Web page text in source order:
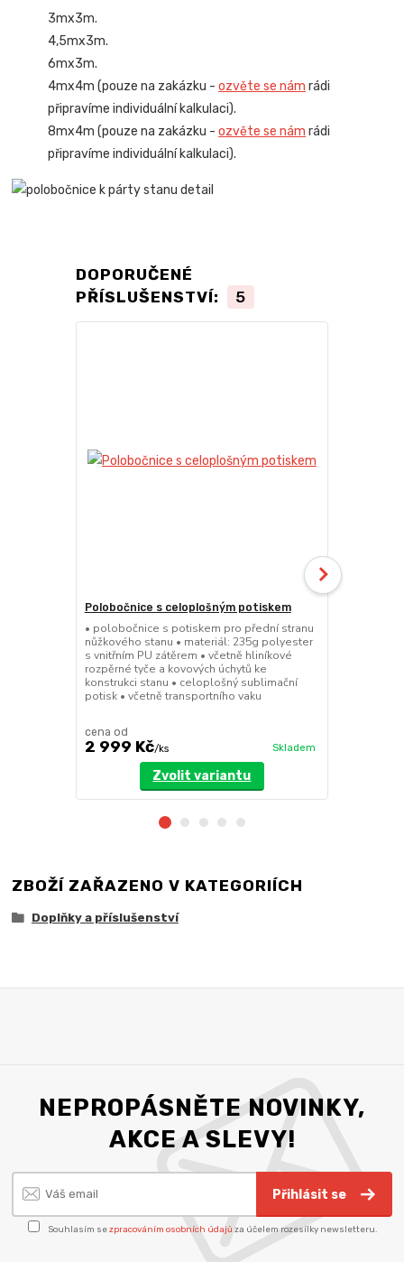
3mx3m.
4,5mx3m.
6mx3m.
4mx4m (pouze na zakázku -ozvěte se nám rádi
připravíme individuální kalkulaci).
8mx4m (pouze na zakázku -ozvěte se nám rádi
připravíme individuální kalkulaci).
DOPORUČENÉ
PŘÍSLUŠENSTVÍ:
5
Polobočnice s celoplošným potiskem
• polobočnice s potiskem pro přední stranu
nůžkového stanu • materiál: 235g polyester
s vnitřním PU zátěrem • včetně hliníkové
rozpěrné tyče a kovových úchytů ke
konstrukci stanu • celoplošný sublimační
potisk • včetně transportního vaku
cena od
2 999 Kč/ks Skladem
Zvolit variantu
ZBOŽÍ ZAŘAZENO V KATEGORIÍCH
Doplňky a příslušenství
NEPROPÁSNĚTE NOVINKY,
AKCE A SLEVY!
Přihlásit se
Souhlasím sezpracováním osobních údajů za účelem rozesílky newsletteru.